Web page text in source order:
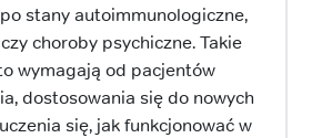
stany autoimmunologiczne,
choroby psychiczne. Takie
wymagają od pacjentów
dostosowania się do nowych
się, jak funkcjonować w